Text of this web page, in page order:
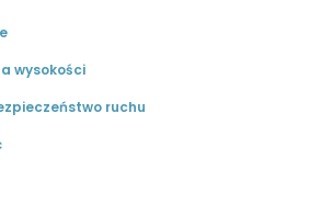
wysokości
ruchu